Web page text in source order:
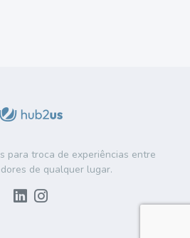
para troca de experiências entre
de qualquer lugar.